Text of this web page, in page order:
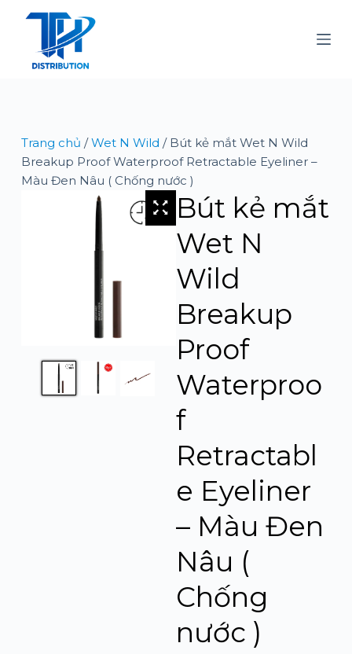
n
p
Trang chủ /Wet N Wild / Bút kẻ mắt Wet N Wild
Breakup Proof Waterproof Retractable Eyeliner –
Màu Đen Nâu ( Chống nước )
Bút kẻ mắt
Wet N
Wild
Breakup
Proof
Waterproo
f
Retractabl
e Eyeliner
– Màu Đen
Nâu (
Chống
nước )